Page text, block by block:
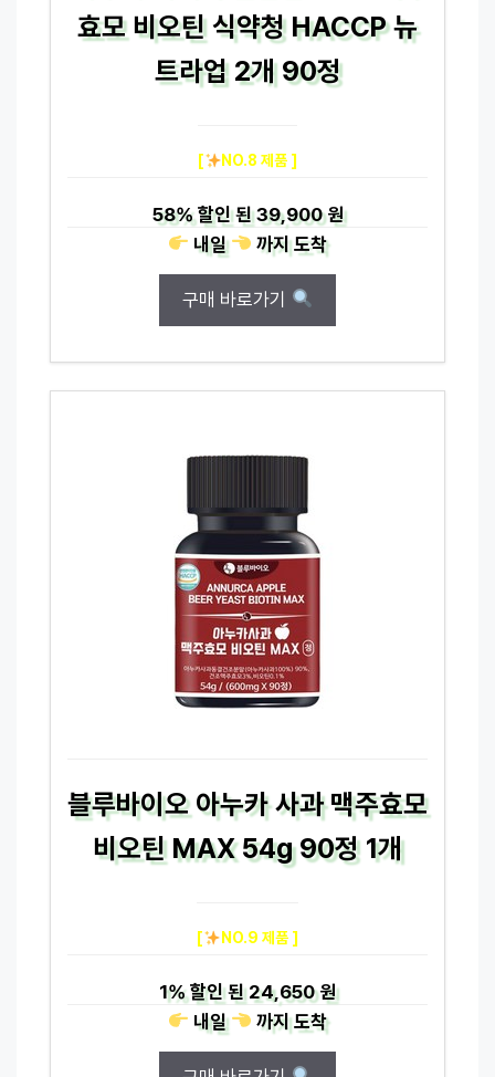
효모 비오틴 식약청 HACCP 뉴
트라업 2개 90정
[ NO.8 제품 ]
58%할인 된39,900 원
내일
까지도착
구매 바로가기
블루바이오 아누카 사과 맥주효모
비오틴 MAX 54g 90정 1개
[ NO.9 제품 ]
1%할인 된24,650 원
내일
까지도착